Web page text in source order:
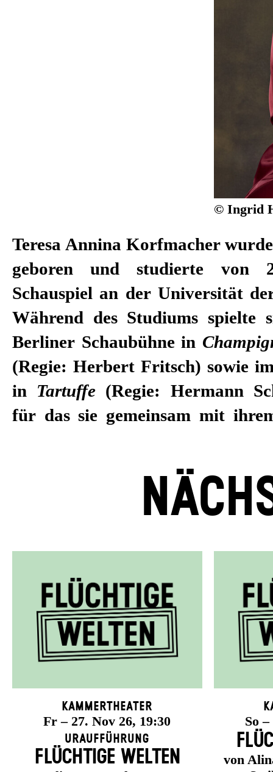
© Ingrid
Teresa Annina Korfmacher
geboren und studierte von
Schauspiel an der Universität
Während des Studiums spielte
Berliner Schaubühne in
(Regie: Herbert Fritsch) sowie
in Tartuffe (Regie: Hermann
für das sie gemeinsam mit
Kammertheater
Fr – 27. Nov 26, 19:30
Uraufführung
FLÜCHTIGE WELTEN
So
von